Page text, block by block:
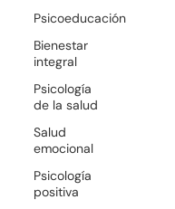
Psicoeducación
Bienestar
integral
Psicología
de la salud
Salud
emocional
Psicología
positiva